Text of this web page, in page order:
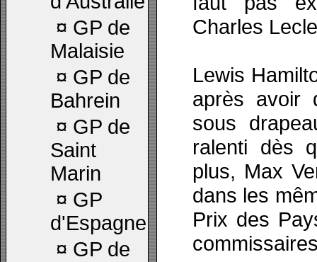
¤ GP de
Malaisie
¤ GP de
Bahrein
¤ GP de
Saint
Marin
¤ GP
d'Espagne
¤ GP de
Charles
Lewis
après avoir
sous
ralenti dès
plus, Max
dans les
Prix des